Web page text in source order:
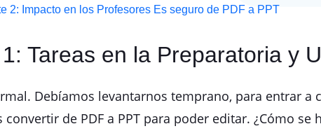
2: Impacto en los Profesores Es seguro de PDF a PPT
Tareas en la Preparatoria y
Debíamos levantarnos temprano, para entrar a
convertir de PDF a PPT para poder editar. ¿Cómo